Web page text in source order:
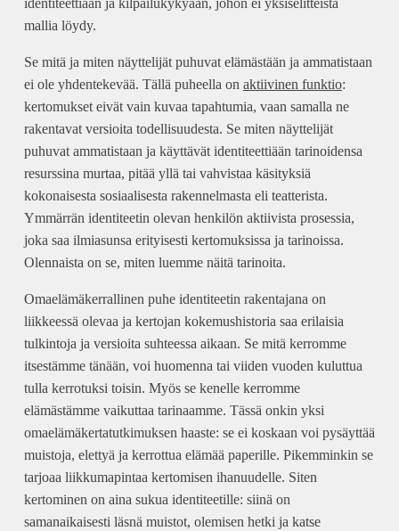
identiteettiään ja kilpailukykyään, johon ei yksiselitteistä
mallia löydy.
Se mitä ja miten näyttelijät puhuvat elämästään ja ammatistaan
ei ole yhdentekevää. Tällä puheella on aktiivinen funktio:
kertomukset eivät vain kuvaa tapahtumia, vaan samalla ne
rakentavat versioita todellisuudesta. Se miten näyttelijät
puhuvat ammatistaan ja käyttävät identiteettiään tarinoidensa
resurssina murtaa, pitää yllä tai vahvistaa käsityksiä
kokonaisesta sosiaalisesta rakennelmasta eli teatterista.
Ymmärrän identiteetin olevan henkilön aktiivista prosessia,
joka saa ilmiasunsa erityisesti kertomuksissa ja tarinoissa.
Olennaista on se, miten luemme näitä tarinoita.
Omaelämäkerrallinen puhe identiteetin rakentajana on
liikkeessä olevaa ja kertojan kokemushistoria saa erilaisia
tulkintoja ja versioita suhteessa aikaan. Se mitä kerromme
itsestämme tänään, voi huomenna tai viiden vuoden kuluttua
tulla kerrotuksi toisin. Myös se kenelle kerromme
elämästämme vaikuttaa tarinaamme. Tässä onkin yksi
omaelämäkertatutkimuksen haaste: se ei koskaan voi pysäyttää
muistoja, elettyä ja kerrottua elämää paperille. Pikemminkin se
tarjoaa liikkumapintaa kertomisen ihanuudelle. Siten
kertominen on aina sukua identiteetille: siinä on
samanaikaisesti läsnä muistot, olemisen hetki ja katse